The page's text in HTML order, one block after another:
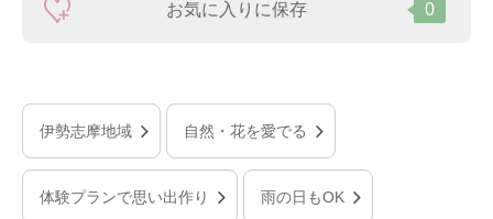
お気に入りに保存 0
伊勢志摩地域 自然・花を愛でる
体験プランで思い出作り 雨の日もOK